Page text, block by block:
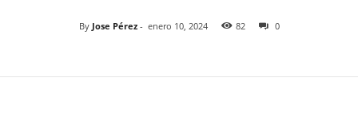
By Jose Pérez- enero 10, 2024 82 0